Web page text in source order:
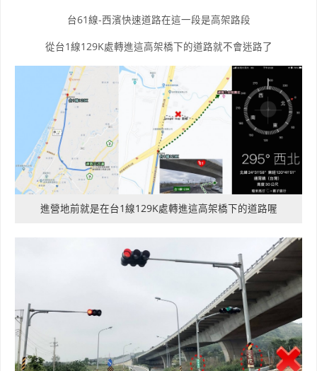
台61線-西濱快速道路在這一段是高架路段
從台1線129K處轉進這高架橋下的道路就不會迷路了
進營地前就是在台1線129K處轉進這高架橋下的道路喔